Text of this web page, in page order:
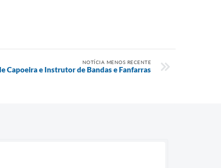
NOTÍCIA MENOS RECENTE
Capoeira e Instrutor de Bandas e Fanfarras